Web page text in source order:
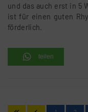
und das auch erst in 5
ist für einen guten
förderlich.
teilen